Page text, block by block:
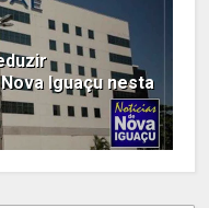
Iguaçu nesta